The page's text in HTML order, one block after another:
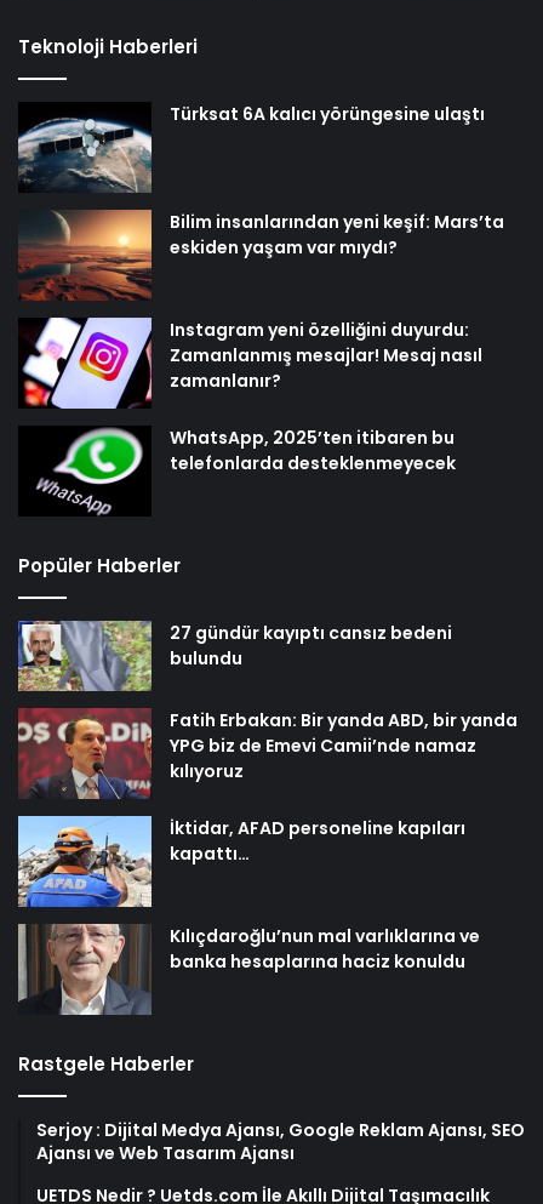
Teknoloji Haberleri
Türksat 6A kalıcı yörüngesine ulaştı
Bilim insanlarından yeni keşif: Mars’ta
eskiden yaşam var mıydı?
Instagram yeni özelliğini duyurdu:
Zamanlanmış mesajlar! Mesaj nasıl
zamanlanır?
WhatsApp, 2025’ten itibaren bu
telefonlarda desteklenmeyecek
Popüler Haberler
27 gündür kayıptı cansız bedeni
bulundu
Fatih Erbakan: Bir yanda ABD, bir yanda
YPG biz de Emevi Camii’nde namaz
kılıyoruz
İktidar, AFAD personeline kapıları
kapattı…
Kılıçdaroğlu’nun mal varlıklarına ve
banka hesaplarına haciz konuldu
Rastgele Haberler
Serjoy : Dijital Medya Ajansı, Google Reklam Ajansı, SEO
Ajansı ve Web Tasarım Ajansı
UETDS Nedir ? Uetds.com İle Akıllı Dijital Taşımacılık